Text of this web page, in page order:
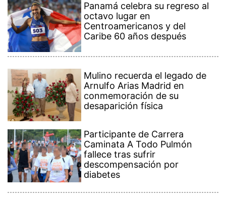
Panamá celebra su regreso al
octavo lugar en
Centroamericanos y del
Caribe 60 años después
Mulino recuerda el legado de
Arnulfo Arias Madrid en
conmemoración de su
desaparición física
Participante de Carrera
Caminata A Todo Pulmón
fallece tras sufrir
descompensación por
diabetes